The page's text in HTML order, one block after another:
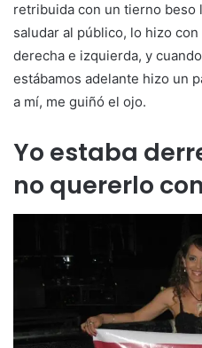
retribuida con un tierno beso
saludar al público, lo hizo
derecha e izquierda, y
estábamos adelante hizo un
a mí, me guiñó el ojo.
Yo estaba
no quererlo